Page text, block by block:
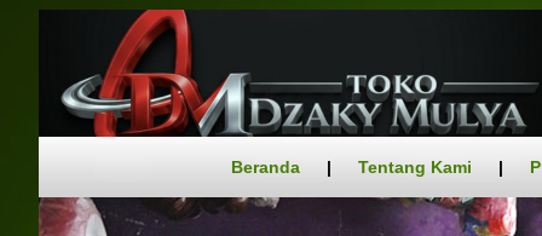
Beranda | Tentang Kami |